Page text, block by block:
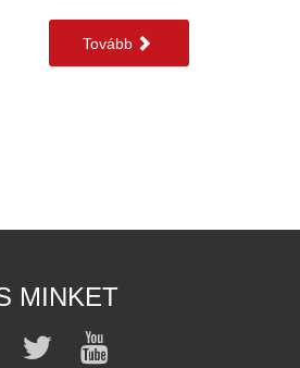
Tovább
MINKET